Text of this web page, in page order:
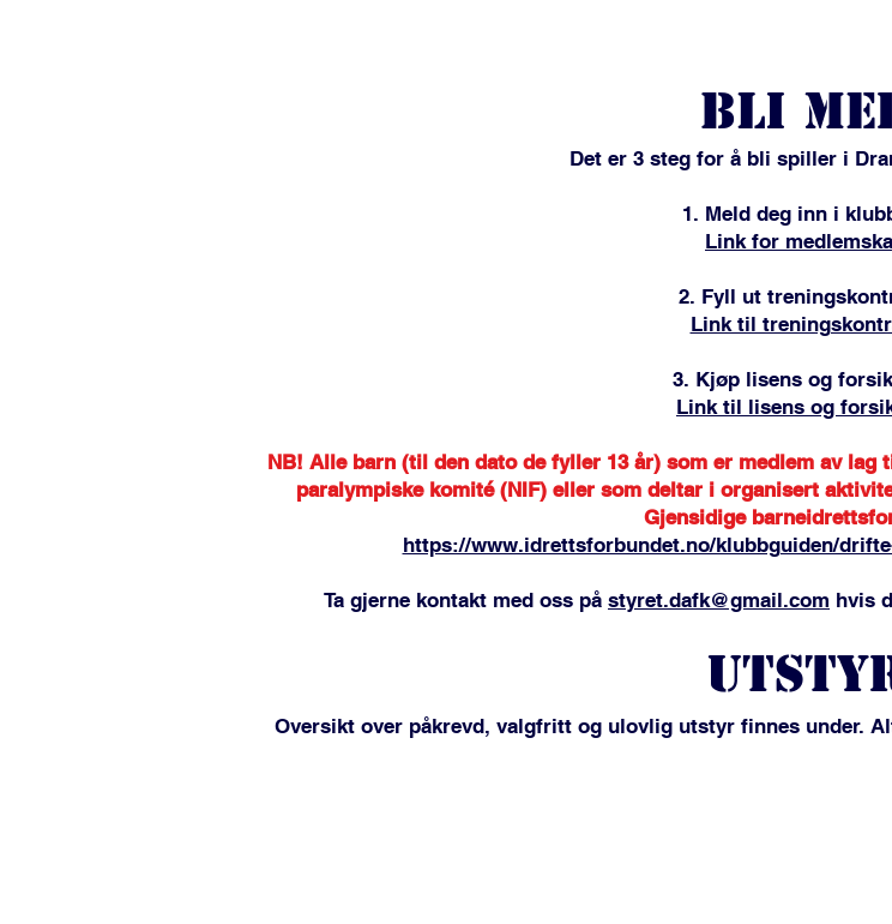
bli
Det er 3 steg for å bli spiller i
1. Meld deg inn i
Link for
2. Fyll ut
Link til
3. Kjøp lisens og
Link til lisens og
NB! Alle barn (til den dato de fyller 13 år) som er medlem av
paralympiske komité (NIF) eller som deltar i organisert
Gjensidige
https://www.idrettsforbundet.no/klubbguiden/
Ta gjerne kontakt med oss på styret.dafk@gmail.com hvis
Oversikt over påkrevd, valgfritt og ulovlig utstyr finnes under.